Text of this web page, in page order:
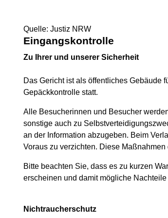
Quelle: Justiz NRW
Eingangskontrolle
Zu Ihrer und unserer Sicherheit
Das Gericht ist als öffentliches Gebäude
Gepäckkontrolle statt.
Alle Besucherinnen und Besucher
sonstige auch zu
an der Information abzugeben. Beim
Voraus zu verzichten. Diese
Bitte beachten Sie, dass es zu kurzen
erscheinen und damit mögliche
Nichtraucherschutz